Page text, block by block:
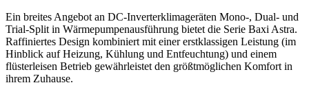
Ein breites Angebot an DC-Inverterklimageräten Mono-, Dual- und
Trial-Split in Wärmepumpenausführung bietet die Serie Baxi Astra.
Raffiniertes Design kombiniert mit einer erstklassigen Leistung (im
Hinblick auf Heizung, Kühlung und Entfeuchtung) und einem
flüsterleisen Betrieb gewährleistet den größtmöglichen Komfort in
ihrem Zuhause.